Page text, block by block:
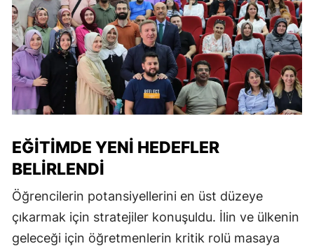
EĞITIMDE YENI HEDEFLER
BELIRLENDI
Öğrencilerin potansiyellerini en üst düzeye
çıkarmak için stratejiler konuşuldu. İlin ve ülkenin
geleceği için öğretmenlerin kritik rolü masaya